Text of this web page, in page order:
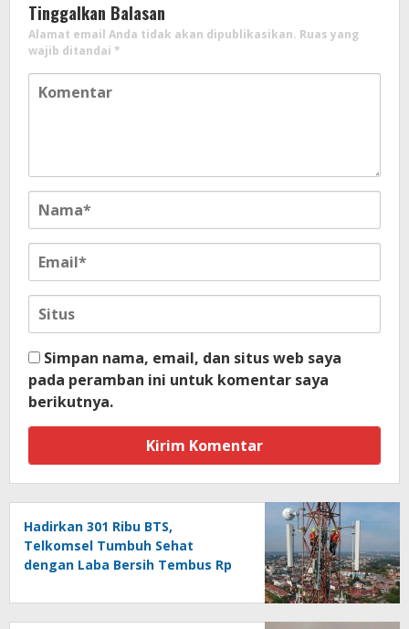
Tinggalkan Balasan
Alamat email Anda tidak akan dipublikasikan. Ruas yang
wajib ditandai *
Simpan nama, email, dan situs web saya
pada peramban ini untuk komentar saya
berikutnya.
Hadirkan 301 Ribu BTS,
Telkomsel Tumbuh Sehat
dengan Laba Bersih Tembus Rp